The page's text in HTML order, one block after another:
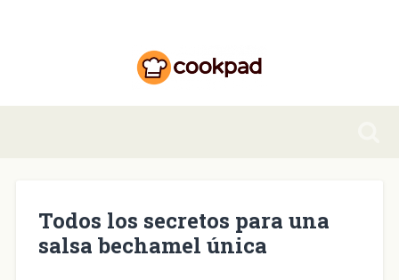
Todos los secretos para una
salsa bechamel única